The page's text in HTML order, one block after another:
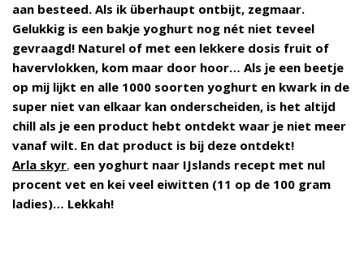
aan besteed. Als ik überhaupt ontbijt, zegmaar.
Gelukkig is een bakje yoghurt nog nét niet teveel
gevraagd! Naturel of met een lekkere dosis fruit of
havervlokken, kom maar door hoor… Als je een beetje
op mij lijkt en alle 1000 soorten yoghurt en kwark in de
super niet van elkaar kan onderscheiden, is het altijd
chill als je een product hebt ontdekt waar je niet meer
vanaf wilt. En dat product is bij deze ontdekt!
Arla skyr, een yoghurt naar IJslands recept met nul
procent vet en kei veel eiwitten (11 op de 100 gram
ladies)… Lekkah!